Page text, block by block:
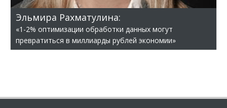
Эльмира Рахматулина:
«1-2% оптимизации обработки данных могут
превратиться в миллиарды рублей экономии»